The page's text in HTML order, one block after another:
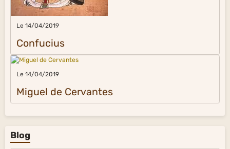
Le 14/04/2019
Confucius
Le 14/04/2019
Miguel de Cervantes
Blog